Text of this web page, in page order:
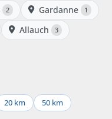
2 Gardanne 1
Allauch 3
20 km
50 km